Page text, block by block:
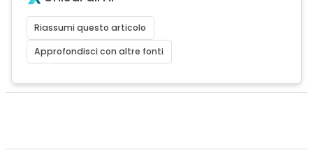
Riassumi questo articolo
Approfondisci con altre fonti